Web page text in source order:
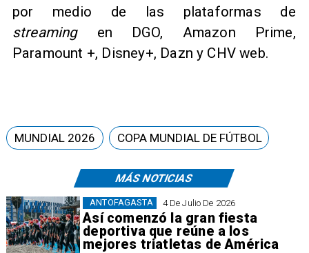
por medio de las plataformas de
streaming en DGO, Amazon Prime,
Paramount +, Disney+, Dazn y CHV web.
MÁS NOTICIAS
4 De Julio De 2026
Así comenzó la gran fiesta
deportiva que reúne a los
mejores triatletas de América
ANTOFAGASTA
MUNDIAL 2026 COPA MUNDIAL DE FÚTBOL